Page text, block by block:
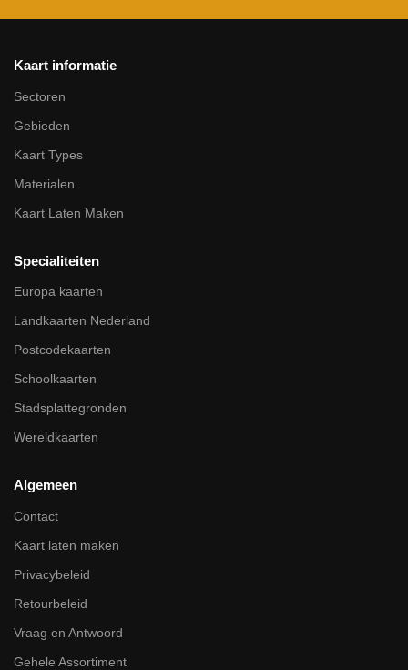
Kaart informatie
Sectoren
Gebieden
Kaart Types
Materialen
Kaart Laten Maken
Specialiteiten
Europa kaarten
Landkaarten Nederland
Postcodekaarten
Schoolkaarten
Stadsplattegronden
Wereldkaarten
Algemeen
Contact
Kaart laten maken
Privacybeleid
Retourbeleid
Vraag en Antwoord
Gehele Assortiment